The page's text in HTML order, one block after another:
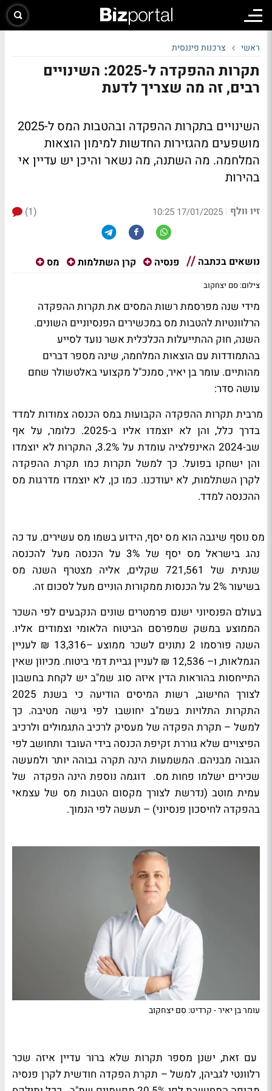
ראשי צרכנות פיננסית
תקרות ההפקדה ל-2025: השינויים
רבים, זה מה שצריך לדעת
השינויים בתקרות ההפקדה ובהטבות המס ל-2025
מושפעים מהגזירות החדשות למימון הוצאות
המלחמה. מה השתנה, מה נשאר והיכן יש עדיין אי
בהירות
זיו וולף |
17/01/2025 10:25
(1)
נושאים בכתבה פנסיה קרן השתלמות מס
צילום: סם יצחקוב
מידי שנה מפרסמת רשות המסים את תקרות ההפקדה
הרלוונטיות להטבות מס במכשירים הפנסיוניים השונים.
השנה, חוק ההתייעלות הכלכלית אשר נועד לסייע
בהתמודדות עם הוצאות המלחמה, שינה מספר דברים
מהותיים. עומר בן יאיר, סמנכ"ל מקצועי באלטשולר שחם
עושה סדר:
תקרות ההפקדה הקבועות במס הכנסה צמודות למדד
בדרך כלל, והן לא יוצמדו אליו ב-2025. כלומר, על אף
שב-2024 האינפלציה עומדת על 3.2%, התקרות לא יוצמדו
והן ישחקו בפועל. כך למשל תקרות כמו תקרת ההפקדה
לקרן השתלמות, לא יעודכנו. כמו כן, לא יוצמדו מדרגות מס
ההכנסה למדד.
מס נוסף שיגבה הוא מס יסף, הידוע בשמו מס עשירים. עד כה
נהג בישראל מס יסף של 3% על הכנסה מעל להכנסה
שנתית של 721,561 שקלים, אליה מצטרף השנה מס
בשיעור 2% על הכנסות ממקורות הוניים מעל לסכום זה.
הפנסיוני ישנם פרמטרים שונים הנקבעים לפי השכר
הממוצע במשק שמפרסם הביטוח הלאומי וצמודים אליו.
השנה פורסמו 2 נתונים לשכר ממוצע –13,316 ₪ לעניין
הגמלאות, ו– 12,536 ₪ לעניין גביית דמי ביטוח. מכיוון שאין
התייחסות בהוראות הדין איזה סוג שמ"ב יש לקחת בחשבון
לצורך החישוב, רשות המיסים הודיעה כי בשנת 2025
התקרות התלויות בשמ"ב יחושבו לפי גישה מטיבה. כך
למשל – תקרת הפקדה של מעסיק לרכיב התגמולים ולרכיב
הפיצויים שלא גוררת זקיפת הכנסה בידי העובד ותחושב לפי
הגבוה מבניהם. המשמעות הינה תקרה גבוהה יותר ולמעשה
שכירים ישלמו פחות מס. דוגמה נוספת הינה הפקדה של
עמית מוטב (נדרשת לצורך מקסום הטבות מס של עצמאי
בהפקדה לחיסכון פנסיוני) – תעשה לפי הנמוך.
עומר בן יאיר - קרדיט: סם יצחקוב
זאת, ישנן מספר תקרות שלא ברור עדיין איזה שכר
רלוונטי לגביהן, למשל – תקרת הפקדה חודשית לקרן פנסיה